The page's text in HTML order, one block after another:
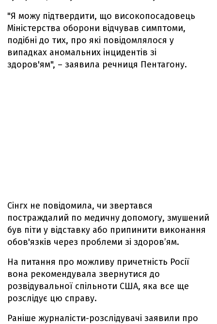
"Я можу підтвердити, що високопосадовець
Міністерства оборони відчував симптоми,
подібні до тих, про які повідомлялося у
випадках аномальних інцидентів зі
здоров'ям", – заявила речниця Пентагону.
Сінгх не повідомила, чи звертався
постраждалий по медичну допомогу, змушений
був піти у відставку або припинити виконання
обов'язків через проблеми зі здоров’ям.
На питання про можливу причетність Росії
вона рекомендувала звернутися до
розвідувальної спільноти США, яка все ще
розслідує цю справу.
Раніше журналісти-розслідувачі заявили про